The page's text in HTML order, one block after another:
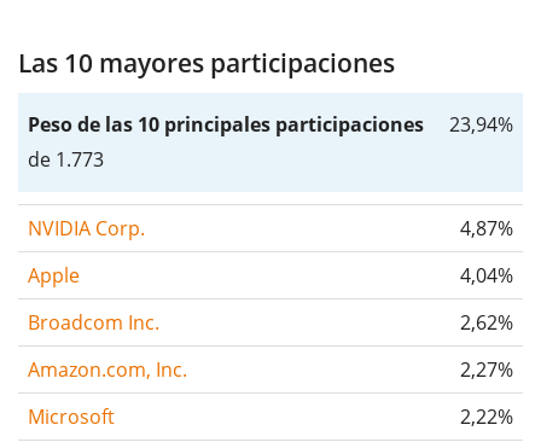
Las 10 mayores participaciones
Peso de las 10 principales participaciones
de 1.773
23,94%
NVIDIA Corp.
4,87%
Apple
4,04%
Broadcom Inc.
2,62%
Amazon.com, Inc.
2,27%
Microsoft
2,22%